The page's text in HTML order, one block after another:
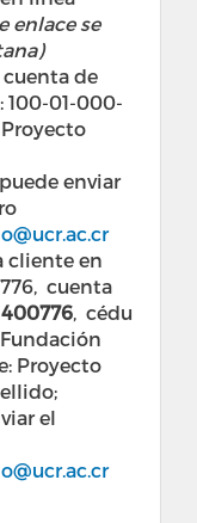
enlace se
de
100-01-000-
enviar
cliente en
cuenta
, cédu
Proyecto
el